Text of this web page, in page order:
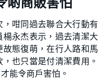
，咁同過去聯合大行動有
永杰表示，過去清潔大
態復萌，在行人路和馬
也只當是付清潔費用。
能令商戶害怕。